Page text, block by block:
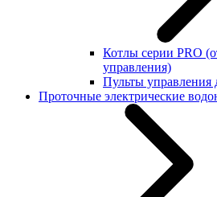
Котлы серии PRO
управления)
Пульты управления
Проточные электрические